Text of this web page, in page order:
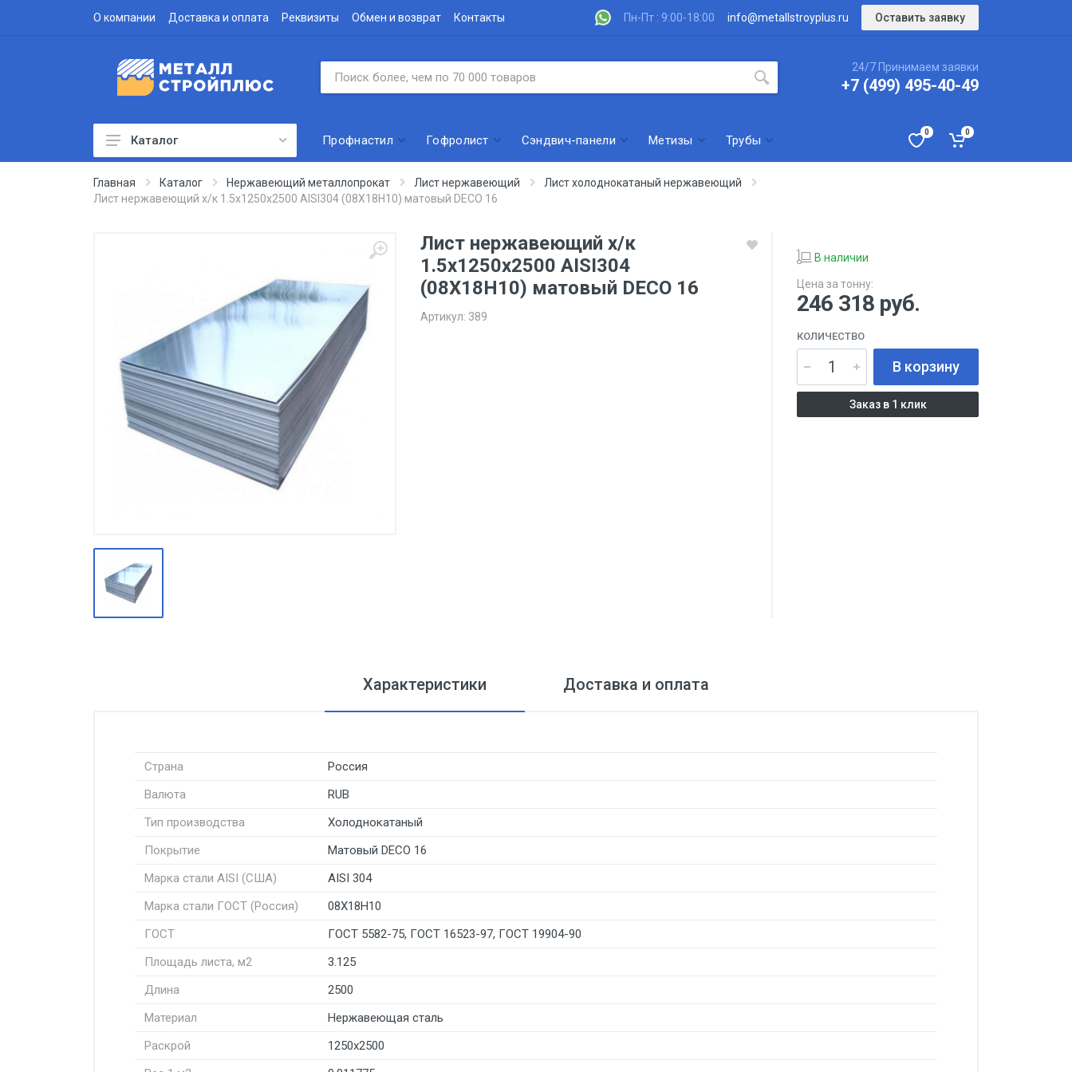
О компании Доставка и оплата Реквизиты Обмен и возврат Контакты Пн-Пт : 9:00-18:00 info@metallstroyplus.ru Оставить заявку
24/7 Принимаем заявки
+7 (499) 495-40-49
Профнастил
Водосточная система
Сэндвич-панели
Метизы
Производство
Штакетник
Черный металлопрокат
Нержавеющий металлопрокат
Оцинкованный металлопрокат
Запорная арматура
Цветные металлы
Каталог Профнастил Гофролист Сэндвич-панели Метизы Трубы
0 0
Главная Каталог Нержавеющий металлопрокат Лист нержавеющий
Лист холоднокатаный нержавеющий
Лист нержавеющий х/к 1.5х1250х2500 AISI304 (08Х18Н10) матовый DECO 16
Лист нержавеющий х/к
1.5х1250х2500 AISI304
(08Х18Н10) матовый DECO 16
Артикул: 389
В наличии
Цена за тонну:
246 318 руб.
КОЛИЧЕСТВО
В корзину
Заказ в 1 клик
Характеристики Доставка и оплата
Страна
Россия
Валюта
RUB
Тип производства
Холоднокатаный
Покрытие
Матовый DECO 16
Марка стали AISI (США)
AISI 304
Марка стали ГОСТ (Россия)
08Х18Н10
ГОСТ
ГОСТ 5582-75, ГОСТ 16523-97, ГОСТ 19904-90
Площадь листа, м2
3.125
Длина
2500
Материал
Нержавеющая сталь
Раскрой
1250х2500